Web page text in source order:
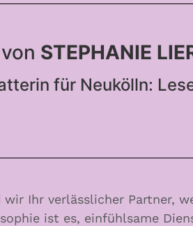
STEPHANIE
für Neukölln:
Ihr verlässlicher Partner,
ist es, einfühlsame